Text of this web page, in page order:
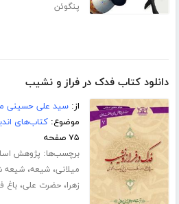
پنگوئن
دانلود کتاب فدک در فراز و نشیب
از:سید علی حسینی
موضوع:کتاب‌های
۷۵ صفحه
برچسب‌ها: پژوهش
میلانی،شیعه،شیعه
زهرا،حضرت علی،باغ